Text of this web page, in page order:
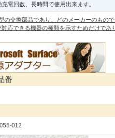
電回数、長時間で使用出来ます。
の交換部品であり、どのメーカーのもので
応できる機器の種類を示すためだけであ
番
012